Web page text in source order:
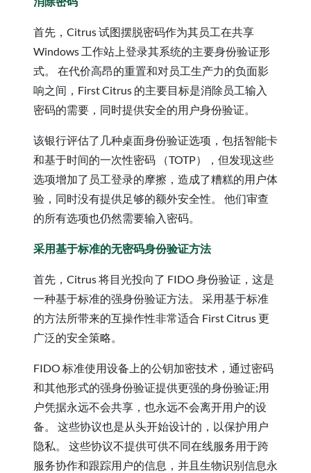
首先，Citrus 试图摆脱密码作为其员工在共享
Windows 工作站上登录其系统的主要身份验证形
式。 在代价高昂的重置和对员工生产力的负面影
响之间，First Citrus 的主要目标是消除员工输入
密码的需要，同时提供安全的用户身份验证。
该银行评估了几种桌面身份验证选项，包括智能卡
和基于时间的一次性密码 （TOTP），但发现这些
选项增加了员工登录的摩擦，造成了糟糕的用户体
验，同时没有提供足够的额外安全性。 他们审查
的所有选项也仍然需要输入密码。
采用基于标准的无密码身份验证方法
首先，Citrus 将目光投向了 FIDO 身份验证，这是
一种基于标准的强身份验证方法。 采用基于标准
的方法所带来的互操作性非常适合 First Citrus 更
广泛的安全策略。
FIDO 标准使用设备上的公钥加密技术，通过密码
和其他形式的强身份验证提供更强的身份验证;用
户凭据永远不会共享，也永远不会离开用户的设
备。 这些协议也是从头开始设计的，以保护用户
隐私。 这些协议不提供可供不同在线服务用于跨
服务协作和跟踪用户的信息，并且生物识别信息永